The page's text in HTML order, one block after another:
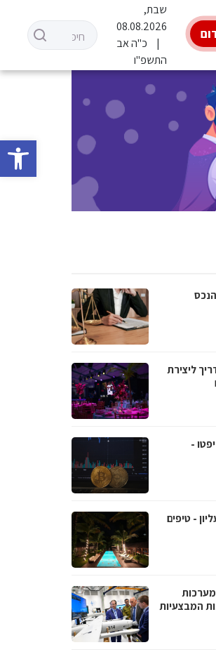
פתח
שבת,
08.08.2026
כ"ה אב
התשפ"ו
ליצירת
-
- טיפים
המבצעיות